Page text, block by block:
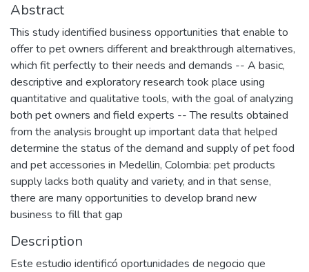
Abstract
This study identified business opportunities that enable to
offer to pet owners different and breakthrough alternatives,
which fit perfectly to their needs and demands -- A basic,
descriptive and exploratory research took place using
quantitative and qualitative tools, with the goal of analyzing
both pet owners and field experts -- The results obtained
from the analysis brought up important data that helped
determine the status of the demand and supply of pet food
and pet accessories in Medellin, Colombia: pet products
supply lacks both quality and variety, and in that sense,
there are many opportunities to develop brand new
business to fill that gap
Description
Este estudio identificó oportunidades de negocio que